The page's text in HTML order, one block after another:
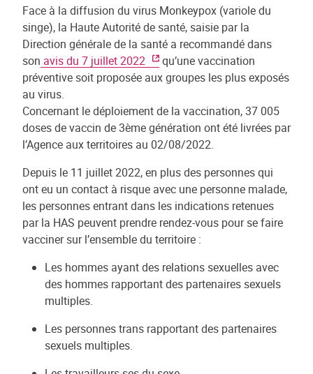
Face à la diffusion du virus Monkeypox (variole du
singe), la Haute Autorité de santé, saisie par la
Direction générale de la santé a recommandé dans
son avis du 7 juillet 2022
qu’une vaccination
préventive soit proposée aux groupes les plus exposés
au virus.
Concernant le déploiement de la vaccination, 37 005
doses de vaccin de 3ème génération ont été livrées par
l’Agence aux territoires au 02/08/2022.
Depuis le 11 juillet 2022, en plus des personnes qui
ont eu un contact à risque avec une personne malade,
les personnes entrant dans les indications retenues
par la HAS peuvent prendre rendez-vous pour se faire
vacciner sur l’ensemble du territoire :
Les hommes ayant des relations sexuelles avec
des hommes rapportant des partenaires sexuels
multiples.
Les personnes trans rapportant des partenaires
sexuels multiples.